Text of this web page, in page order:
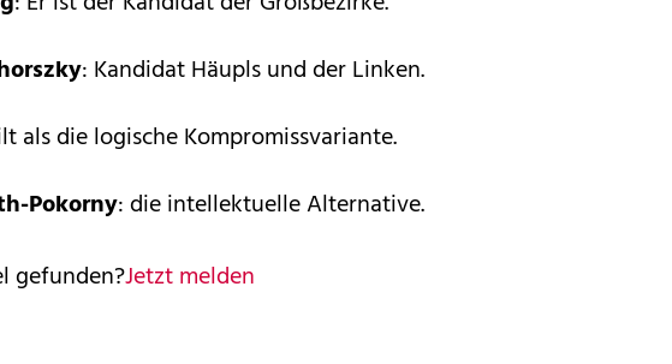
: Kandidat Häupls und der Linken.
als die logische Kompromissvariante.
Pokorny: die intellektuelle Alternative.
gefunden?Jetzt melden